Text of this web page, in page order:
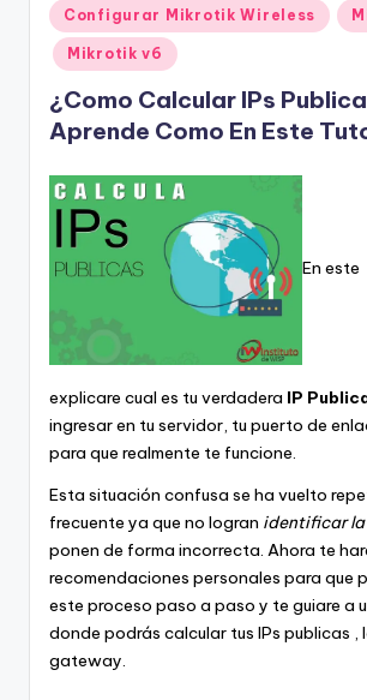
Publicado
en
Configurar Mikrotik Wireless
Mikrotik v6
¿Como Calcular IPs
Aprende Como En Este
En
explicare cual es tu verdadera IP
ingresar en tu servidor, tu puerto de
para que realmente te funcione.
Esta situación confusa se ha vuelto
frecuente ya que no logran identificar
ponen de forma incorrecta. Ahora te
recomendaciones personales para que
este proceso paso a paso y te guiare a
donde podrás calcular tus IPs publicas ,
gateway.